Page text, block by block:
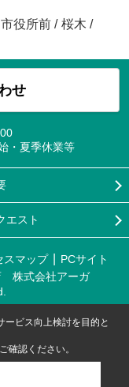
役所前 / 桜木 /
せ
・夏季休業等
エスト
スマップ
PCサイト
株式会社アーガ
ービス向上検討を目的と
確認ください。